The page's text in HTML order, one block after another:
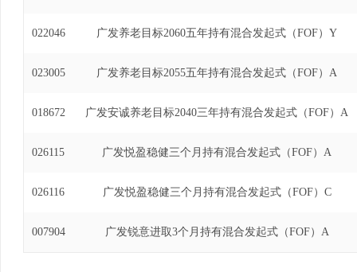
022046 广发养老目标2060五年持有混合发起式（FOF）Y
023005 广发养老目标2055五年持有混合发起式（FOF）A
018672 广发安诚养老目标2040三年持有混合发起式（FOF）A
026115 广发悦盈稳健三个月持有混合发起式（FOF）A
026116 广发悦盈稳健三个月持有混合发起式（FOF）C
007904 广发锐意进取3个月持有混合发起式（FOF）A